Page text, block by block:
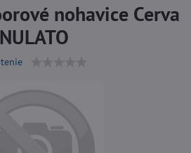
nohavice Cerva
NULATO